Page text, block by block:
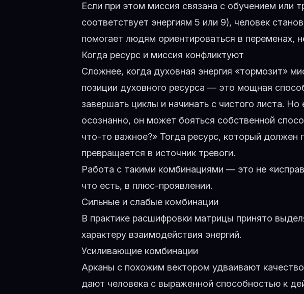
Если при этом миссия связана с обучением или
соответствует энергиям 5 или 9), человек
помогает людям ориентироваться в переменах,
Когда ресурс и миссия конфликтуют
Сложнее, когда духовная энергия «тормозит»
позиции духовного ресурса — это мощная
завершать циклы и начинать с чистого листа.
осознанно, он может бояться собственной
что-то важное?» Тогда ресурс, который
превращается в источник тревоги.
Работа с такими комбинациями — это не
что есть, в плюс-проявлении.
Сильные и слабые комбинации
В практике расшифровки матрицы принято
характеру взаимодействия энергий.
Усиливающие комбинации
Арканы с похожим вектором удваивают
дают человека с выраженной способностью к